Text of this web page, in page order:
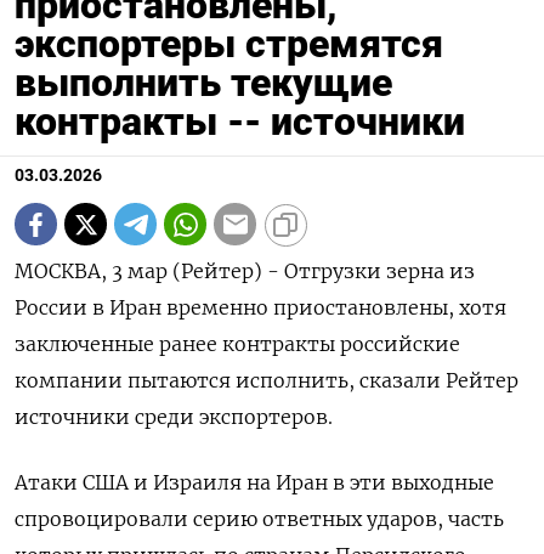
экспортеры стремятся
выполнить текущие
контракты -- источники
03.03.2026
МОСКВА, 3 мар (Рейтер) - Отгрузки зерна из
России в Иран временно приостановлены, хотя
заключенные ранее контракты российские
компании пытаются исполнить, сказали Рейтер
источники среди экспортеров.
Атаки США и Израиля на Иран в эти выходные
спровоцировали серию ответных ударов, часть